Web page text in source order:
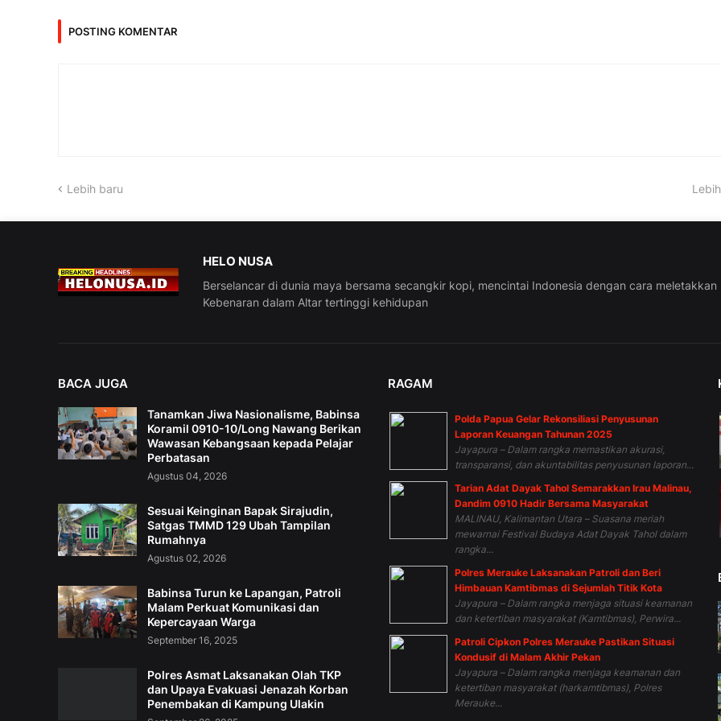
POSTING KOMENTAR
Lebih baru
HELO NUSA
Berselancar di dunia maya bersama secangkir kopi, mencintai Indonesia dengan cara meletakkan
Kebenaran dalam Altar tertinggi kehidupan
BACA JUGA
Tanamkan Jiwa Nasionalisme, Babinsa
Koramil 0910-10/Long Nawang Berikan
Wawasan Kebangsaan kepada Pelajar
Perbatasan
Agustus 04, 2026
Sesuai Keinginan Bapak Sirajudin,
Satgas TMMD 129 Ubah Tampilan
Rumahnya
Agustus 02, 2026
Babinsa Turun ke Lapangan, Patroli
Malam Perkuat Komunikasi dan
Kepercayaan Warga
September 16, 2025
Polres Asmat Laksanakan Olah TKP
dan Upaya Evakuasi Jenazah Korban
Penembakan di Kampung Ulakin
RAGAM
Polda Papua Gelar Rekonsiliasi Penyusunan
Laporan Keuangan Tahunan 2025
Jayapura – Dalam rangka memastikan akurasi,
transparansi, dan akuntabilitas penyusunan laporan...
Tarian Adat Dayak Tahol Semarakkan Irau Malinau,
Dandim 0910 Hadir Bersama Masyarakat
MALINAU, Kalimantan Utara – Suasana meriah
mewarnai Festival Budaya Adat Dayak Tahol dalam
rangka...
Polres Merauke Laksanakan Patroli dan Beri
Himbauan Kamtibmas di Sejumlah Titik Kota
Jayapura – Dalam rangka menjaga situasi keamanan
dan ketertiban masyarakat (Kamtibmas), Perwira...
Patroli Cipkon Polres Merauke Pastikan Situasi
Kondusif di Malam Akhir Pekan
Jayapura – Dalam rangka menjaga keamanan dan
ketertiban masyarakat (harkamtibmas), Polres
Merauke...